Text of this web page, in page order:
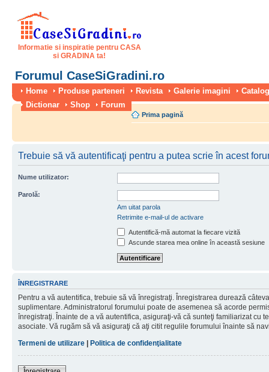
Informatie si inspiratie pentru CASA
si GRADINA ta!
Forumul CaseSiGradini.ro
Home Produse parteneri Revista Galerie imagini
Dictionar
Shop Forum
Prima pagină
Trebuie să vă autentificaţi pentru a putea scrie în acest
Nume utilizator:
Parolă:
Am uitat parola
Retrimite e-mail-ul de activare
Autentifică-mă automat la fiecare vizită
Ascunde starea mea online în această sesiune
ÎNREGISTRARE
Pentru a vă autentifica, trebuie să vă înregistraţi. Înregistrarea durează
suplimentare. Administratorul forumului poate de asemenea să acorde
înregistraţi. Înainte de a vă autentifica, asiguraţi-vă că sunteţi familiarizat cu
asociate. Vă rugăm să vă asiguraţi că aţi citit regulile forumului înainte să
Termeni de utilizare | Politica de confidenţialitate